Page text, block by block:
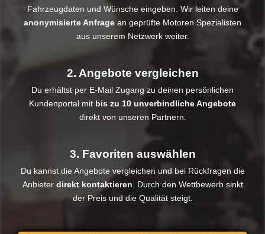
Fahrzeugdaten und Wünsche eingeben. Wir leiten deine
anonymisierte Anfrage an geprüfte Motoren Spezialisten
aus unserem Netzwerk weiter.
2. Angebote vergleichen
Du erhältst per E-Mail Zugang zu deinen persönlichen
Kundenportal mit bis zu 10 unverbindliche Angebote
direkt von unseren Partnern.
3. Favoriten auswählen
Du kannst die Angebote vergleichen und bei Rückfragen die
Anbieter direkt kontaktieren. Durch den Wettbewerb sinkt
der Preis und die Qualität steigt.​